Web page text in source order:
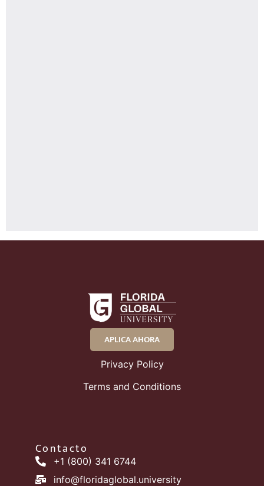
APLICA AHORA
Privacy Policy
Terms and Conditions
Contacto
+1 (800) 341 6744
info@floridaglobal.university